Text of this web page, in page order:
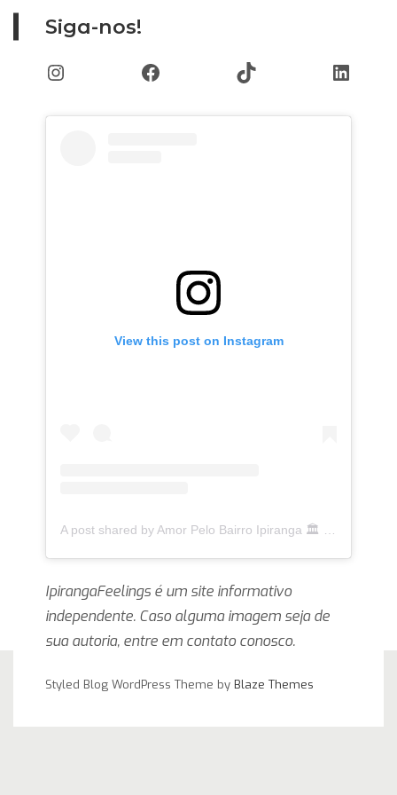
Siga-nos!
InstagramFacebook TikTok
View this post on Instagram
IpirangaFeelings é um site informativo
independente. Caso alguma imagem seja de
sua autoria, entre em contato conosco.
Styled Blog WordPress Theme by Blaze Themes